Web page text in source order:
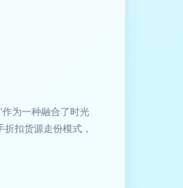
为一种融合了时光
扣货源走份模式，